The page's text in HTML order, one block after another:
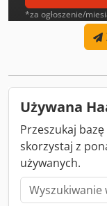
*za ogłoszenie/
Używana
Przeszukaj
skorzystaj z
używanych.